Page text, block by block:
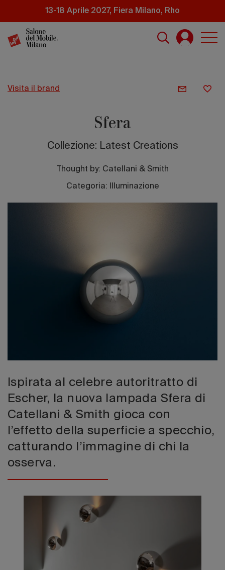
principale
13-18 Aprile 2027, Fiera Milano, Rho
visita il brand
Sfera
Collezione: Latest Creations
Thought by: Catellani & Smith
Categoria: Illuminazione
Ispirata al celebre autoritratto di
Escher, la nuova lampada Sfera di
Catellani & Smith gioca con
l’effetto della superficie a specchio,
catturando l’immagine di chi la
osserva.